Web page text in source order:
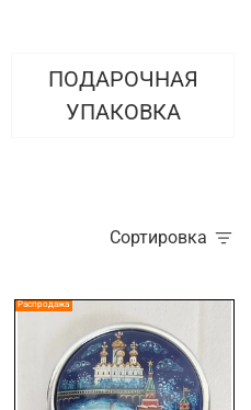
ПОДАРОЧНАЯ
УПАКОВКА
Сортировка
Распродажа